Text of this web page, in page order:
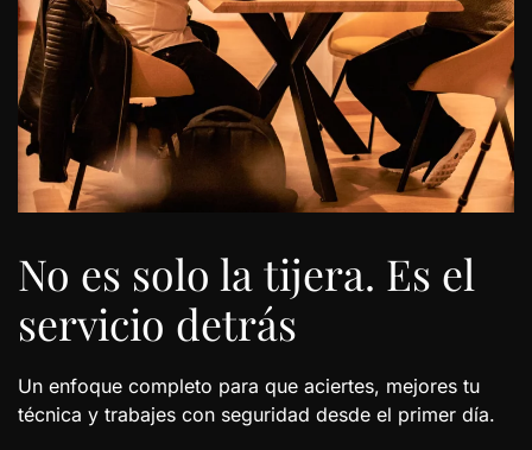
No es solo la tijera. Es el
servicio detrás
Un enfoque completo para que aciertes, mejores tu
técnica y trabajes con seguridad desde el primer día.